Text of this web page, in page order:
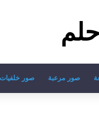
صور مرعبة صور خلفيات